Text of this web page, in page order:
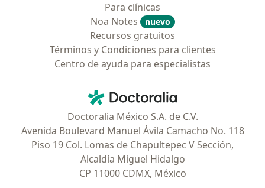
Para clínicas
Noa Notes
nuevo
Recursos gratuitos
Términos y Condiciones para clientes
Centro de ayuda para especialistas
Doctoralia - Página de inicio
Doctoralia México S.A. de C.V.
Avenida Boulevard Manuel Ávila Camacho No. 118
Piso 19 Col. Lomas de Chapultepec V Sección,
Alcaldía Miguel Hidalgo
CP 11000 CDMX, México